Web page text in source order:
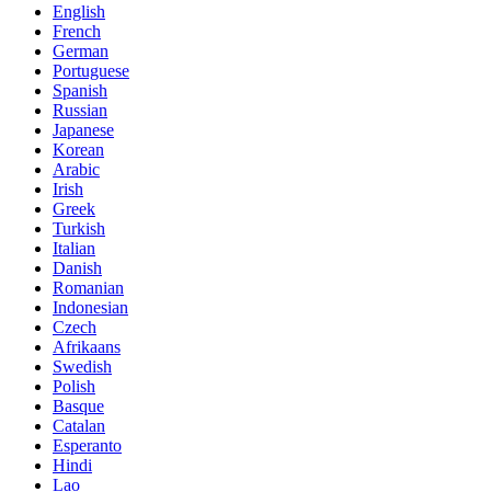
English
French
German
Portuguese
Spanish
Russian
Japanese
Korean
Arabic
Irish
Greek
Turkish
Italian
Danish
Romanian
Indonesian
Czech
Afrikaans
Swedish
Polish
Basque
Catalan
Esperanto
Hindi
Lao